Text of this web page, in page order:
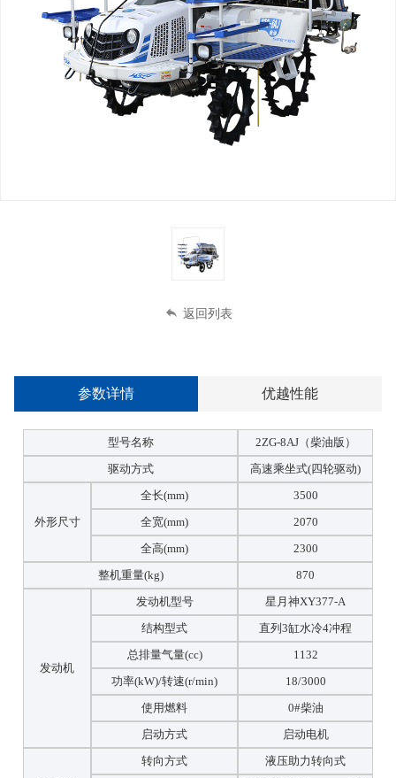
返回列表
型号名称
2ZG-8AJ（柴油版）
驱动方式
高速乘坐式(四轮驱动)
外形尺寸
全长(mm)
3500
全宽(mm)
2070
全高(mm)
2300
整机重量(kg)
870
发动机
发动机型号
星月神XY377-A
结构型式
直列3缸水冷4冲程
总排量气量(cc)
1132
功率(kW)/转速(r/min)
18/3000
使用燃料
0#柴油
启动方式
启动电机
转向方式 液压助力转向式
参数详情 优越性能